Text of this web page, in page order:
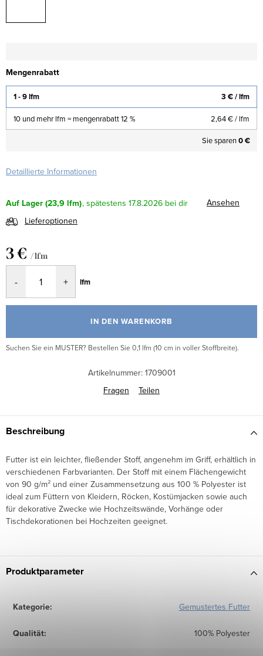
Mengenrabatt
1 - 9 lfm 3 €/ lfm
10 und mehr lfm = mengenrabatt 12 % 2,64 €/ lfm
Sie sparen0 €
Detaillierte Informationen
Auf Lager(23,9 lfm) 17.8.2026
Ansehen
Lieferoptionen
3 € / lfm
lfm
IN DEN WARENKORB
Suchen Sie ein MUSTER? Bestellen Sie 0,1 lfm (10 cm in voller Stoffbreite).
Artikelnummer: 1709001
Fragen
Teilen
Beschreibung
Futter ist ein leichter, fließender Stoff, angenehm im Griff, erhältlich in
verschiedenen Farbvarianten. Der Stoff mit einem Flächengewicht
von 90 g/m² und einer Zusammensetzung aus 100 % Polyester ist
ideal zum Füttern von Kleidern, Röcken, Kostümjacken sowie auch
für dekorative Zwecke wie Hochzeitswände, Vorhänge oder
Tischdekorationen bei Hochzeiten geeignet.
Produktparameter
Kategorie: Gemustertes Futter
Qualität: 100% Polyester